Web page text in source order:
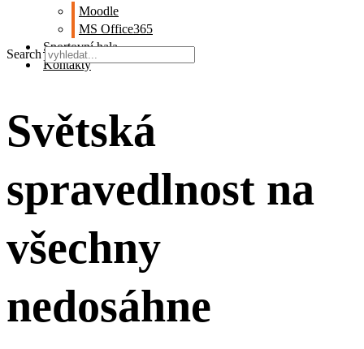
Moodle
MS Office365
Sportovní hala
Kontakty
Search
Světská
spravedlnost na
všechny
nedosáhne